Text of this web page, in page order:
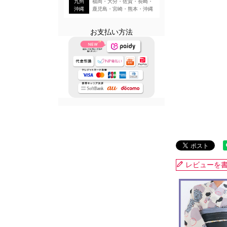
九州
沖縄
福岡・大分・佐賀・長崎・
鹿児島・宮崎・熊本・沖縄
お支払い方法
レビューを